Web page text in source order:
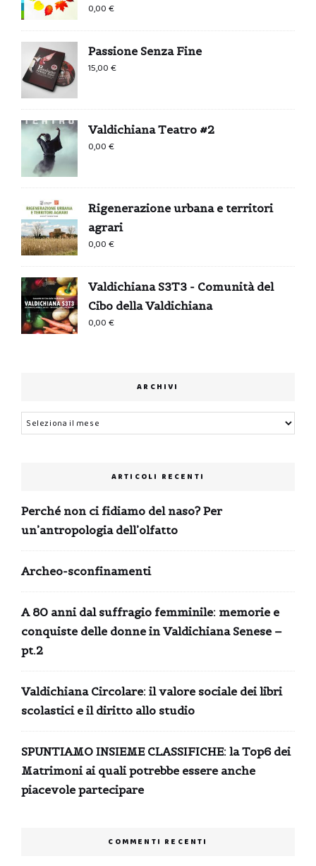
0,00€
Passione Senza Fine
15,00€
Valdichiana Teatro #2
0,00€
Rigenerazione urbana e territori
agrari
0,00€
Valdichiana S3T3 - Comunità del
Cibo della Valdichiana
0,00€
ARCHIVI
Archivi
ARTICOLI RECENTI
Perché non ci fidiamo del naso? Per
un’antropologia dell’olfatto
Archeo-sconfinamenti
A 80 anni dal suffragio femminile: memorie e
conquiste delle donne in Valdichiana Senese –
pt.2
Valdichiana Circolare: il valore sociale dei libri
scolastici e il diritto allo studio
SPUNTIAMO INSIEME CLASSIFICHE: la Top6 dei
Matrimoni ai quali potrebbe essere anche
piacevole partecipare
COMMENTI RECENTI